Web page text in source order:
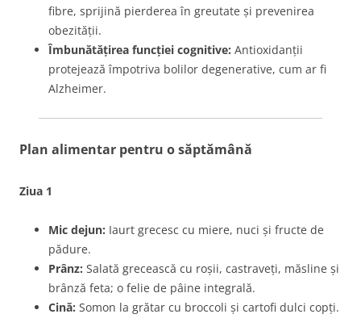
fibre, sprijină pierderea în greutate și prevenirea
obezității.
Îmbunătățirea funcției cognitive: Antioxidanții
protejează împotriva bolilor degenerative, cum ar fi
Alzheimer.
Plan alimentar pentru o săptămână
Ziua 1
Mic dejun: Iaurt grecesc cu miere, nuci și fructe de
pădure.
Prânz: Salată grecească cu roșii, castraveți, măsline și
brânză feta; o felie de pâine integrală.
Cină: Somon la grătar cu broccoli și cartofi dulci copți.